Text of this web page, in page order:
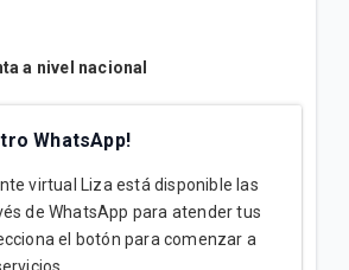
a nivel nacional
WhatsApp!
virtual Liza está disponible las
de WhatsApp para atender tus
el botón para comenzar a